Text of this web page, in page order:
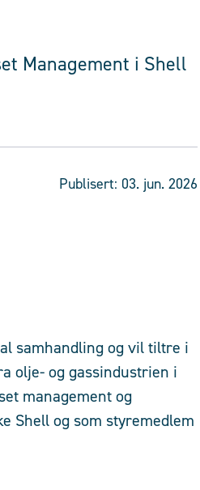
Management i Shell
Publisert: 03. jun. 2026
samhandling og vil tiltre i
olje- og gassindustrien i
management og
Shell og som styremedlem